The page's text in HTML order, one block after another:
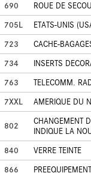
690
ROUE DE
705L
ETATS-UNIS
723
CACHE-
734
INSERTS
763
TELECOMM.
7XXL
AMERIQUE DU
802
CHANGEMENT
INDIQUE LA
840
VERRE TEINTE
866